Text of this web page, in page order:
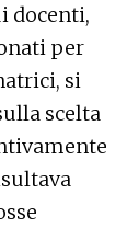
docenti,
per
si
scelta